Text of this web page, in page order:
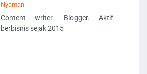
Nyaman
Content writer. Blogger. Aktif
berbisnis sejak 2015